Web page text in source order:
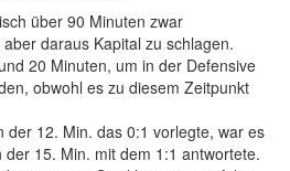
über 90 Minuten zwar
daraus Kapital zu schlagen.
20 Minuten, um in der Defensive
obwohl es zu diesem Zeitpunkt
der 12. Min. das 0:1 vorlegte, war es
15. Min. mit dem 1:1 antwortete.